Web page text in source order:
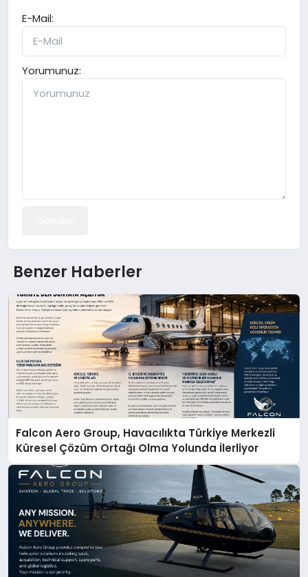
E-Mail:
Yorumunuz:
Benzer Haberler
Falcon Aero Group, Havacılıkta Türkiye Merkezli
Küresel Çözüm Ortağı Olma Yolunda İlerliyor